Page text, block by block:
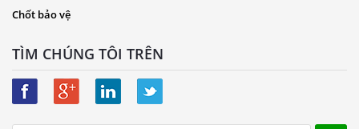
Chốt bảo vệ
TÌM CHÚNG TÔI TRÊN